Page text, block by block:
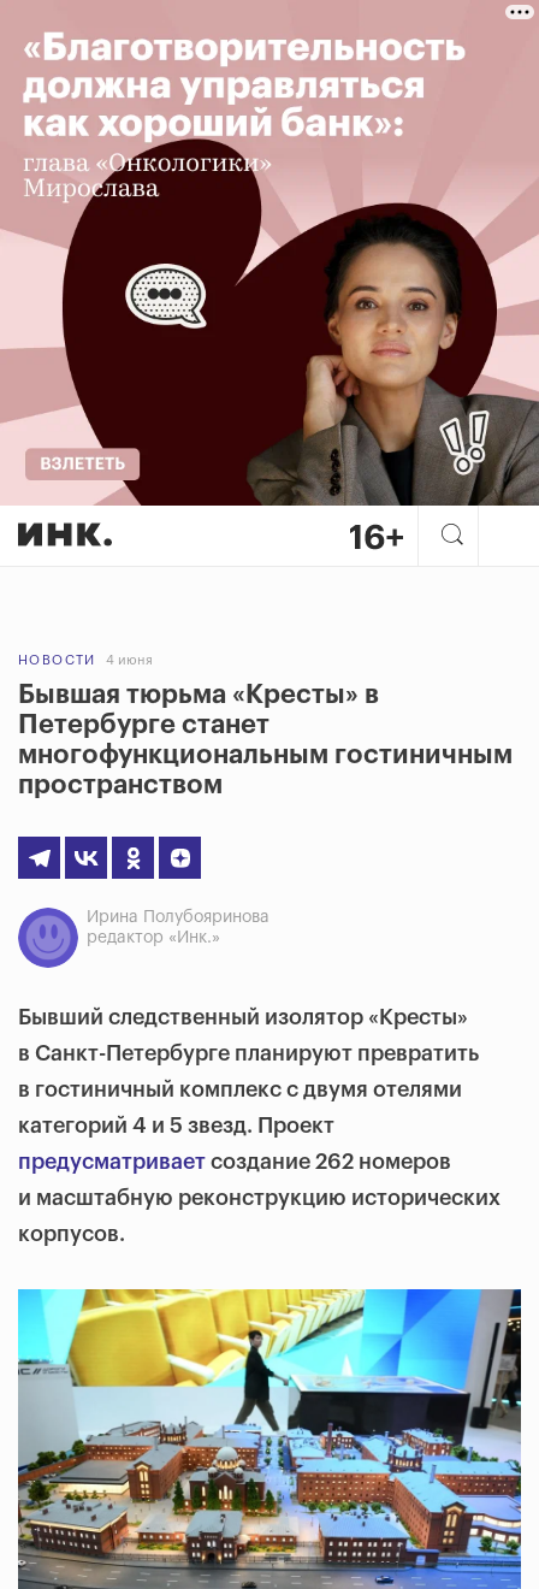
НОВОСТИ 4 июня
Бывшая тюрьма «Кресты» в
Петербурге станет
многофункциональным гостиничным
пространством
Ирина Полубояринова
редактор «Инк.»
Бывший следственный изолятор «Кресты»
в Санкт-Петербурге планируют превратить
в гостиничный комплекс с двумя отелями
категорий 4 и 5 звезд. Проект
предусматривает создание 262 номеров
и масштабную реконструкцию исторических
корпусов.